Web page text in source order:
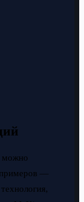
можно
примеров —